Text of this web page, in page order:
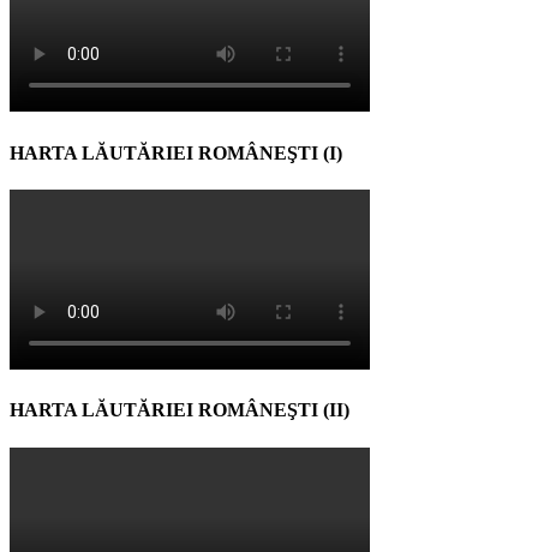
HARTA LĂUTĂRIEI ROMÂNEŞTI (I)
HARTA LĂUTĂRIEI ROMÂNEŞTI (II)